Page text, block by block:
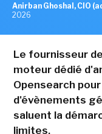
Anirban Ghoshal, CIO
2026
Le fournisseur
moteur dédié
Opensearch
d'évènements
saluent la
limites.